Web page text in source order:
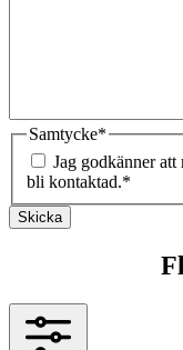
Samtycke*
Jag godkänner
bli kontaktad.*
Skicka